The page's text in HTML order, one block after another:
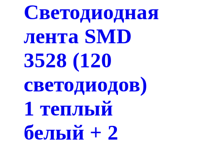
Светодиодная
лента SMD
3528 (120
светодиодов)
1 теплый
белый + 2